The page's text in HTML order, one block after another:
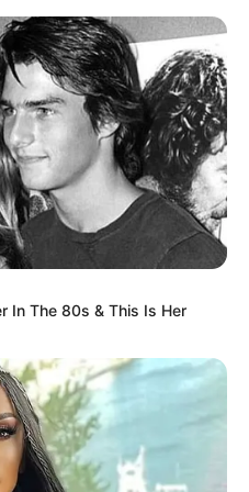
chwyty są
komiksu
Korona
2024 Artykuły
In The 80s & This Is Her